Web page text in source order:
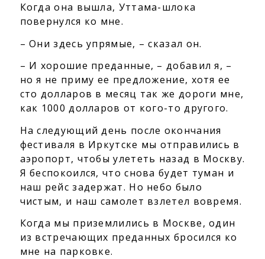
Когда она вышла, Уттама-шлока
повернулся ко мне.
– Они здесь упрямые, – сказал он.
– И хорошие преданные, – добавил я, –
но я не приму ее предложение, хотя ее
сто долларов в месяц так же дороги мне,
как 1000 долларов от кого-то другого.
На следующий день после окончания
фестиваля в Иркутске мы отправились в
аэропорт, чтобы улететь назад в Москву.
Я беспокоился, что снова будет туман и
наш рейс задержат. Но небо было
чистым, и наш самолет взлетел вовремя.
Когда мы приземлились в Москве, один
из встречающих преданных бросился ко
мне на парковке.